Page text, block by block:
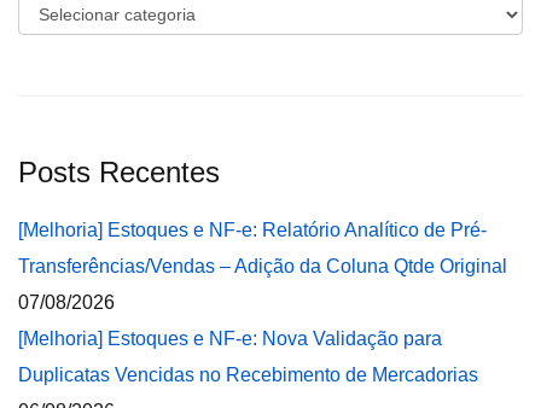
Categorias
Posts Recentes
[Melhoria] Estoques e NF-e: Relatório Analítico de Pré-
Transferências/Vendas – Adição da Coluna Qtde Original
07/08/2026
[Melhoria] Estoques e NF-e: Nova Validação para
Duplicatas Vencidas no Recebimento de Mercadorias